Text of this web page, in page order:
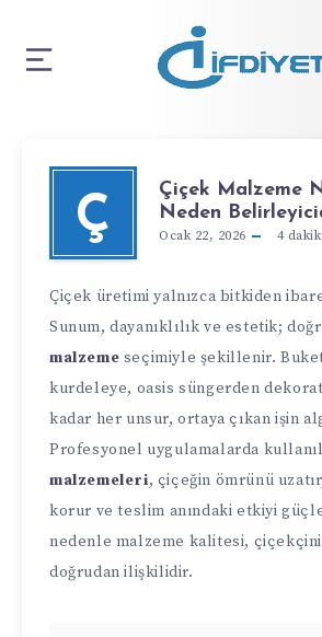
Ç
Çiçek Malzeme
Neden
Ocak 22, 2026 4
Çiçek üretimi yalnızca bitkiden
Sunum, dayanıklılık ve estetik;
malzeme seçimiyle şekillenir. Buket
kurdeleye, oasis süngerden
kadar her unsur, ortaya çıkan işin
Profesyonel uygulamalarda
malzemeleri, çiçeğin ömrünü
korur ve teslim anındaki etkiyi
nedenle malzeme kalitesi,
doğrudan ilişkilidir.